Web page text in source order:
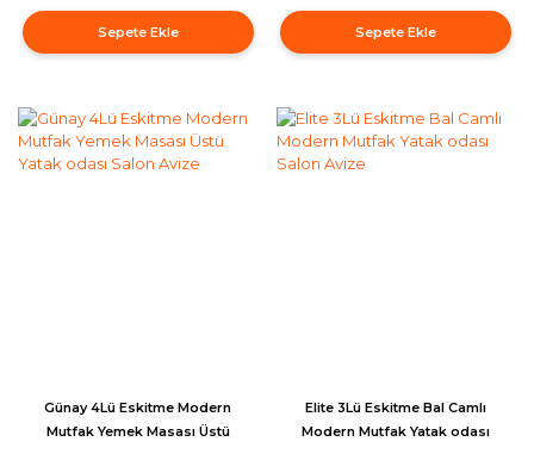
Sepete Ekle Sepete Ekle
Günay 4Lü Eskitme Modern
Mutfak Yemek Masası Üstü
Elite 3Lü Eskitme Bal Camlı
Modern Mutfak Yatak odası